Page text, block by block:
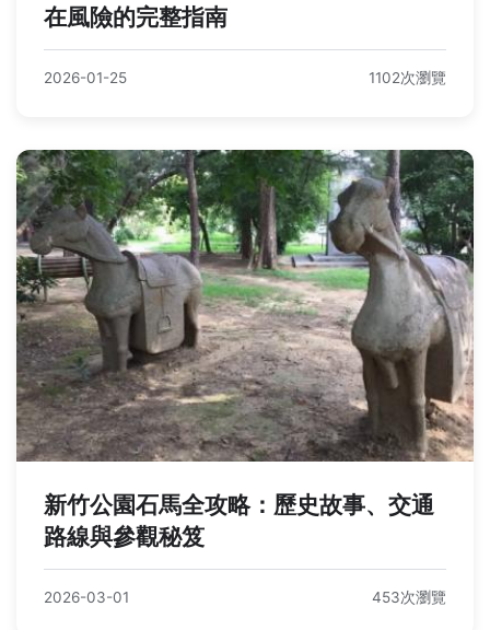
在風險的完整指南
2026-01-25 1102次瀏覽
新竹公園石馬全攻略：歷史故事、交通
路線與參觀秘笈
2026-03-01 453次瀏覽